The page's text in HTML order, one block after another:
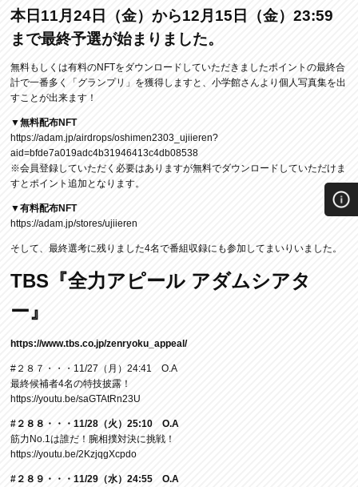
本日11月24日（金）から12月15日（金）23:59
まで最終予選が始まりました。
無料もしくは有料のNFTをダウンロードしていただきましたポイントの最終合
計で一番多く「グランプリ」を獲得しますと、小学館さんより個人写真集を出
すことが出来ます！
▼無料配布NFT
https://adam.jp/airdrops/oshimen2303_ujiieren?
aid=bfde7a019adc4b31946413c4db08538
※会員登録していただく必要はありますが無料でダウンロードしていただけま
すとポイント追加となります。
▼有料配布NFT
https://adam.jp/stores/ujiieren
そして、最終選考に残りました4名で番組収録にも参加してまいりいました。
TBS『全力アピール アダムシアタ
ー』
https://www.tbs.co.jp/zenryoku_appeal/
#２８７・・・11/27（月）24:41 O.A
最終候補者4名の特技披露！
https://youtu.be/saGTAtRn23U
#２８８・・・11/28（火）25:10 O.A
筋力No.1は誰だ！腕相撲対決に挑戦！
https://youtu.be/2KzjqgXcpdo
#２８９・・・11/29（水）24:55 O.A